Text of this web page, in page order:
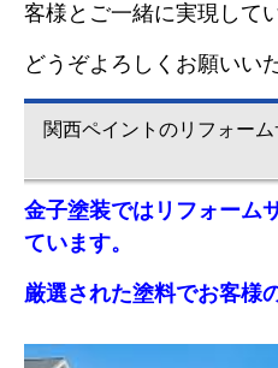
客様とご一緒に実現して
どうぞよろしくお願いい
関西ペイントのリフォーム
金子塗装ではリフォーム
ています。
厳選された塗料でお客様